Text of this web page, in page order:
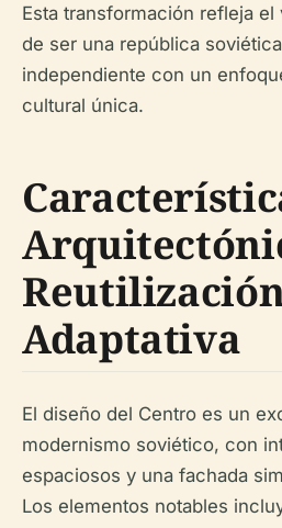
Esta transformación refleja el
de ser una república
independiente con un
cultural única.
Adaptativa
El diseño del Centro es un
modernismo soviético, con
espaciosos y una fachada
Los elementos notables